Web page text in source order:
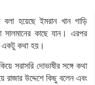
বলা হয়েছে ইমরান খান গাড়ি
সালমানের কাছে যান। এরপর
একটু কথা হয়।
সরাসরি দোভাষীর সঙ্গে কথা
রাজার উদ্দেশে কিছু বলেন এবং